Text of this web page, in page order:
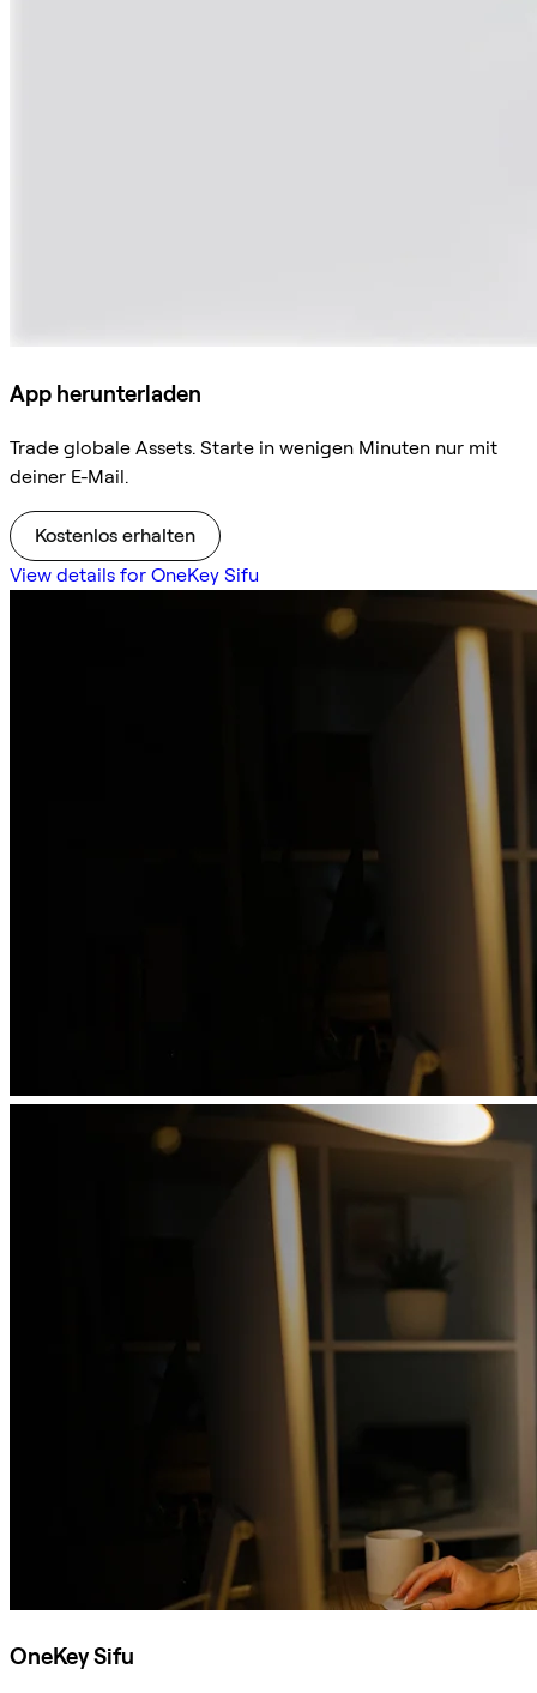
App herunterladen
Trade globale Assets. Starte in wenigen Minuten nur mit
deiner E-Mail.
Kostenlos erhalten
View details for OneKey Sifu
OneKey Sifu